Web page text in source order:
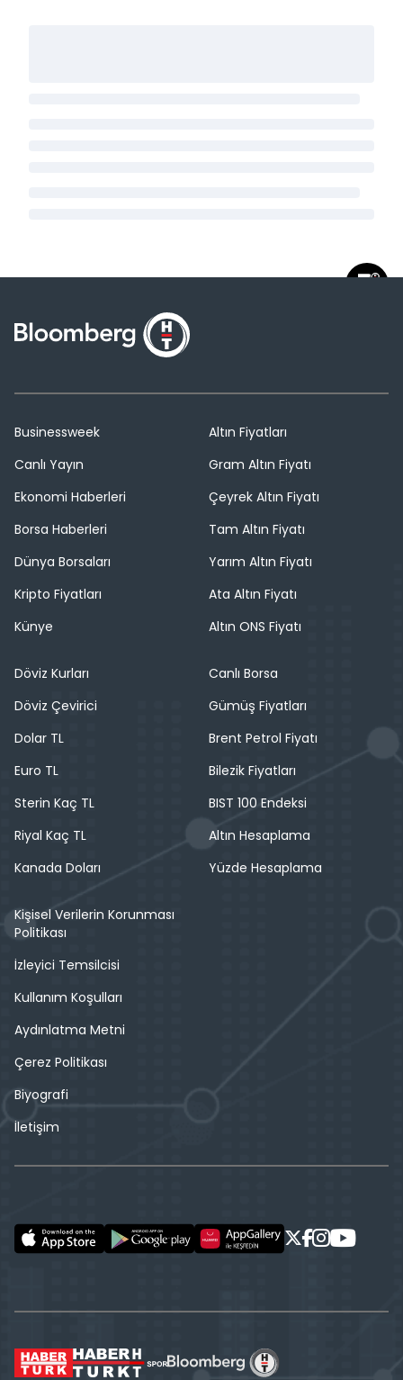
Businessweek
Canlı Yayın
Ekonomi Haberleri
Borsa Haberleri
Dünya Borsaları
Kripto Fiyatları
Künye
Altın Fiyatları
Gram Altın Fiyatı
Çeyrek Altın Fiyatı
Tam Altın Fiyatı
Yarım Altın Fiyatı
Ata Altın Fiyatı
Altın ONS Fiyatı
Döviz Kurları
Döviz Çevirici
Dolar TL
Euro TL
Sterin Kaç TL
Riyal Kaç TL
Kanada Doları
Canlı Borsa
Gümüş Fiyatları
Brent Petrol Fiyatı
Bilezik Fiyatları
BIST 100 Endeksi
Altın Hesaplama
Yüzde Hesaplama
Kişisel Verilerin Korunması
Politikası
İzleyici Temsilcisi
Kullanım Koşulları
Aydınlatma Metni
Çerez Politikası
Biyografi
İletişim